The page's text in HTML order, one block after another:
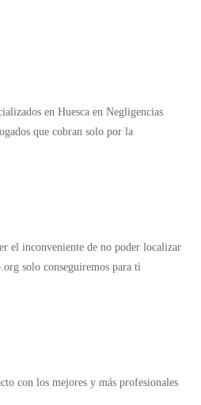
en Huesca en Negligencias
que cobran solo por la
el inconveniente de no poder localizar
solo conseguiremos para ti
con los mejores y más profesionales